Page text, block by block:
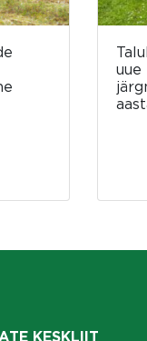
uue
KESKLIIT